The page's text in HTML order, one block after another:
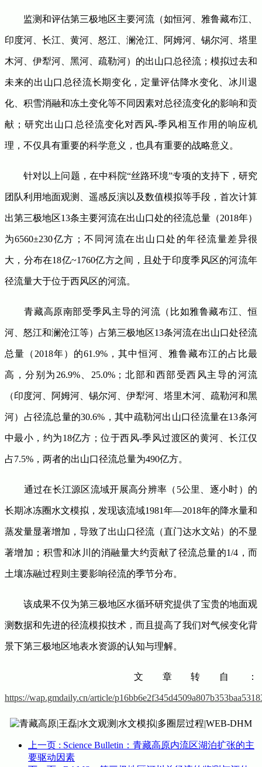
监测和评估第三极地区主要河流（如恒河、雅鲁藏布江、
印度河、长江、黄河、怒江、澜沧江、阿姆河、锡尔河、塔里
木河、伊犁河、黑河、疏勒河）的出山口总径流；模拟过去和
未来的出山口总径流长期变化，定量评估降水变化、冰川退
化、积雪消融和冻土变化等不同因素对总径流变化的影响和贡
献；研究出山口总径流变化对西风-季风相互作用的响应机
理，不仅具有重要的科学意义，也具有重要的战略意义。
针对以上问题，在中科院“丝路环境”专项的支持下，研究
团队利用地面观测、遥感反演以及数值模拟等手段，首次计算
出第三极地区13条主要河流在出山口处的径流总量（2018年）
为6560±230亿方；不同河流在出山口处的年径流量差异很
大，分布在18亿~1760亿方之间，且处于印度季风区的河流年
径流量大于位于西风区的河流。
青藏高原南部受季风主导的河流（比如雅鲁藏布江、恒
河、怒江和澜沧江等）占第三极地区13条河流在出山口处径流
总量（2018年）的61.9%，其中恒河、雅鲁藏布江的占比最
高，分别为26.9%、25.0%；北部和西部受西风主导的河流
（印度河、阿姆河、锡尔河、伊犁河、塔里木河、疏勒河和黑
河）占径流总量的30.6%，其中疏勒河出山口径流量在13条河
中最小，约为18亿方；位于西风-季风过渡区的黄河、长江仅
占7.5%，两者的出山口径流总量为490亿方。
通过在长江源区流域开展高分辨率（5公里、逐小时）的
长期冰冻圈水文模拟，发现该流域1981年—2018年的降水量和
蒸发量显著增加，导致了出山口径流（直门达水文站）的不显
著增加；积雪和冰川的消融量大约贡献了径流总量的1/4，而
土壤冻融过程则主要影响径流的季节分布。
该成果不仅为第三极地区水循环研究提供了宝贵的地面观
测数据和先进的径流模拟技术，而且提高了我们对气候变化背
景下第三极地区地表水资源的认知与理解。
文章转自：
https://wap.gmdaily.cn/article/
上一页 : Science Bulletin：青藏高原内流区湖泊扩张的主
要驱动因素